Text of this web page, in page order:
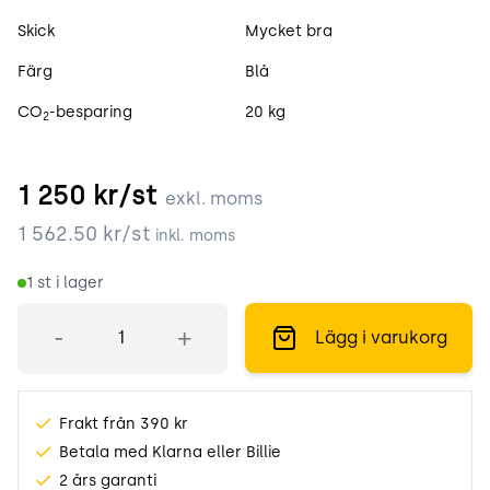
Skick Mycket bra
Färg Blå
CO2-besparing 20 kg
1 250 kr/st exkl. moms
1 562.50 kr/st inkl. moms
1 st i lager
- + Lägg i varukorg
Frakt från 390 kr
Betala med Klarna eller Billie
2 års garanti